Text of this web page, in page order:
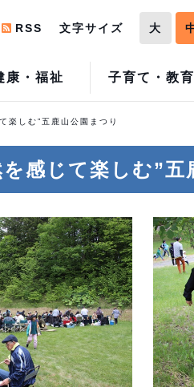
康・福祉 子育て・教育
RSS 文字サイズ 大
楽しむ”五鹿山公園まつり
を感じて楽しむ”五